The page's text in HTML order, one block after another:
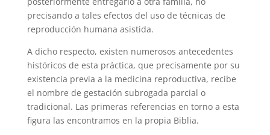
precisando a tales efectos del uso de técnicas de
reproducción humana asistida.
A dicho respecto, existen numerosos antecedentes
históricos de esta práctica, que precisamente por su
existencia previa a la medicina reproductiva, recibe
el nombre de gestación subrogada parcial o
tradicional. Las primeras referencias en torno a esta
figura las encontramos en la propia Biblia.